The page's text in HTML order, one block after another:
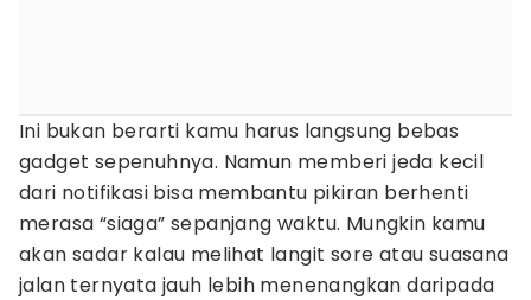
Ini bukan berarti kamu harus langsung bebas
gadget sepenuhnya. Namun memberi jeda kecil
dari notifikasi bisa membantu pikiran berhenti
merasa “siaga” sepanjang waktu. Mungkin kamu
akan sadar kalau melihat langit sore atau suasana
jalan ternyata jauh lebih menenangkan daripada